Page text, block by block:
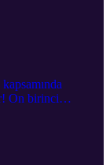
On birinci
Yardımcı
yaşadıklarını